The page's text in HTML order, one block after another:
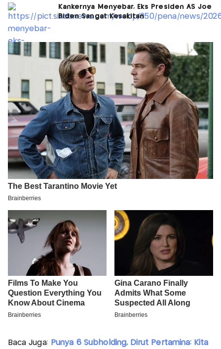
Kankernya Menyebar, Eks Presiden AS Joe
Biden Sangat Kesakitan
Baca Juga:
Punya 6 Subholding, Dirut Pertamina: Kita